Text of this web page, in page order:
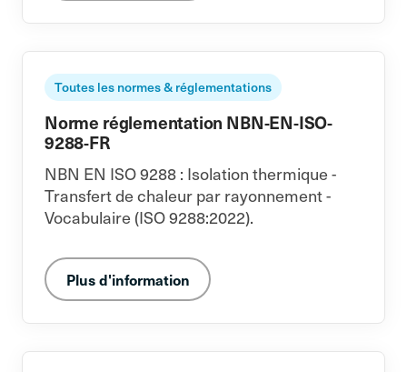
Toutes les normes & réglementations
Norme réglementation NBN-EN-ISO-
9288-FR
NBN EN ISO 9288 : Isolation thermique -
Transfert de chaleur par rayonnement -
Vocabulaire (ISO 9288:2022).
Plus d'information